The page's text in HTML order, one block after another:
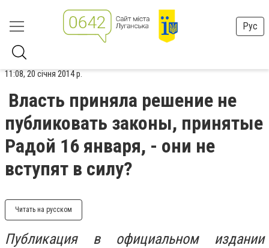
Рус
11:08, 20 січня 2014 р.
Власть приняла решение не
публиковать законы, принятые
Радой 16 января, - они не
вступят в силу?
Читать на русском
Публикация в официальном издании